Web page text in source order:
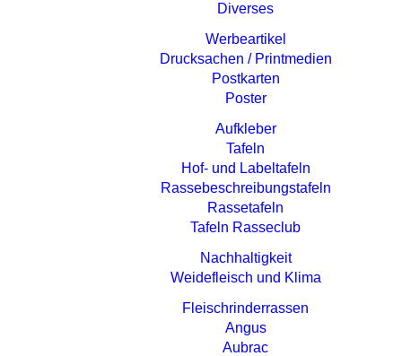
Diverses
Werbeartikel
Drucksachen / Printmedien
Postkarten
Poster
Aufkleber
Tafeln
Hof- und Labeltafeln
Rassebeschreibungstafeln
Rassetafeln
Tafeln Rasseclub
Nachhaltigkeit
Weidefleisch und Klima
Fleisch­rinder­rassen
Angus
Aubrac